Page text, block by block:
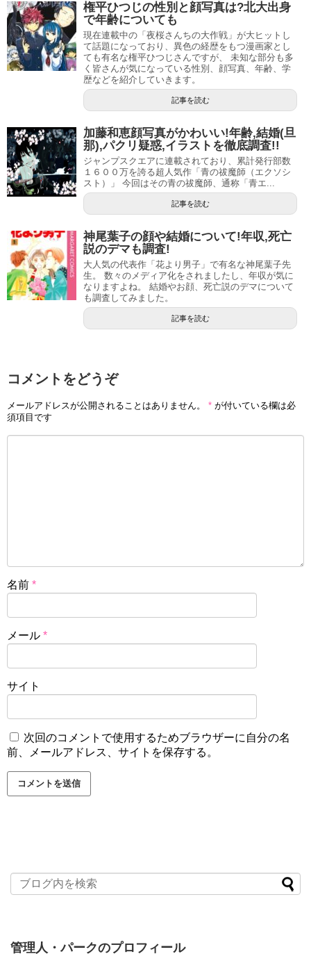
引用元まんがタイムきららWeb
同誌では初のアニメ化作品といわれ、まんがタイムきらら
本誌のゲスト掲載、そしてまんがタイムきららフォワード
にても創刊号から、キャラットと並行して連載をするとい
う異色の連載形式をとっていたマンガです。
続いてはヒロユキ先生二度目のアニメ化作品『マンガ家さ
んとアシスタントさんと』
引用元 ガンガンネット
掲載誌はきららとは打って変わり、青年誌のヤングガンガ
権平ひつじの性別と顔写真は?北大出身
で年齢についても
現在連載中の「夜桜さんちの大作戦」が大ヒットし
て話題になっており、異色の経歴をもつ漫画家とし
ても有名な権平ひつじさんですが、 未知な部分も多
く皆さんが気になっている性別、顔写真、年齢、学
歴などを紹介していきます。
記事を読む
加藤和恵顔写真がかわいい!年齢,結婚(旦
那),パクリ疑惑,イラストを徹底調査!!
ジャンプスクエアに連載されており、累計発行部数
１６００万を誇る超人気作「青の祓魔師（エクソシ
スト）」 今回はその青の祓魔師、通称「青エ...
記事を読む
神尾葉子の顔や結婚について!年収,死亡
説のデマも調査!
大人気の代表作「花より男子」で有名な神尾葉子先
生。 数々のメディア化をされましたし、年収が気に
なりますよね。 結婚やお顔、死亡説のデマについて
も調査してみました。
記事を読む
コメントをどうぞ
メールアドレスが公開されることはありません。 * が付いている欄は必
須項目です
名前 *
メール *
サイト
次回のコメントで使用するためブラウザーに自分の名
前、メールアドレス、サイトを保存する。
管理人・パークのプロフィール